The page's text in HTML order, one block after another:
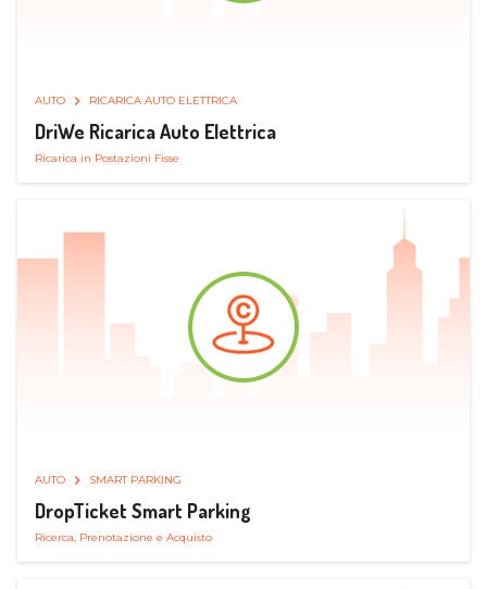
AUTO RICARICA AUTO ELETTRICA
DriWe Ricarica Auto Elettrica
Ricarica in Postazioni Fisse
AUTO SMART PARKING
DropTicket Smart Parking
Ricerca, Prenotazione e Acquisto